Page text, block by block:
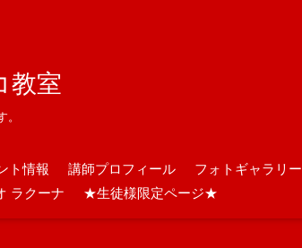
教室
ト情報 講師プロフィール
フォトギャラリー
ラクーナ ★生徒様限定ページ★